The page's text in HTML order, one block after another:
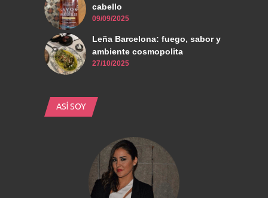
cabello
09/09/2025
Leña Barcelona: fuego, sabor y
ambiente cosmopolita
27/10/2025
ASÍ SOY